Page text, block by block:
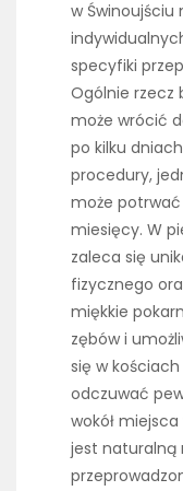
w Świnoujściu
specyfiki
Ogólnie rzecz
może wrócić
po kilku
procedury,
może potrwać
miesięcy. W
zaleca się
fizycznego
miękkie
zębów i
się w
odczuwać
wokół
jest naturalną